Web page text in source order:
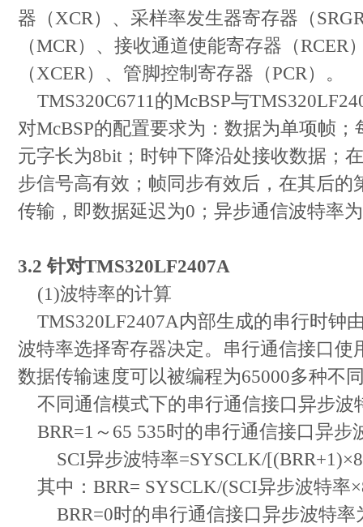
器（XCR）、采样率发生器寄存器（
（MCR）、接收通道使能寄存器（RCER
（XCER）、管脚控制寄存器（PCR）。
TMS320C6711的McBSP与
对McBSP的配置要求为：数据为单项帧
元字长为8bit；时钟下降沿处接收数据；
步信号高有效；帧同步有效后，在其后的
传输，即数据延迟为0；异步通信波特率
3.2 针对TMS320LF2407A
(1)波特率的计算
TMS320LF2407A内部生成的串行时钟
波特率选择寄存器决定。串行通信接口使
数据传输速度可以被编程为65000多种不
不同通信模式下的串行通信接口异步波
BRR=1～65 535时的串行通信接口异步
SCI异步波特率=SYSCLK/
其中：BRR= SYSCLK/(SCI异步波特率
BRR=0时的串行通信接口异步波特率